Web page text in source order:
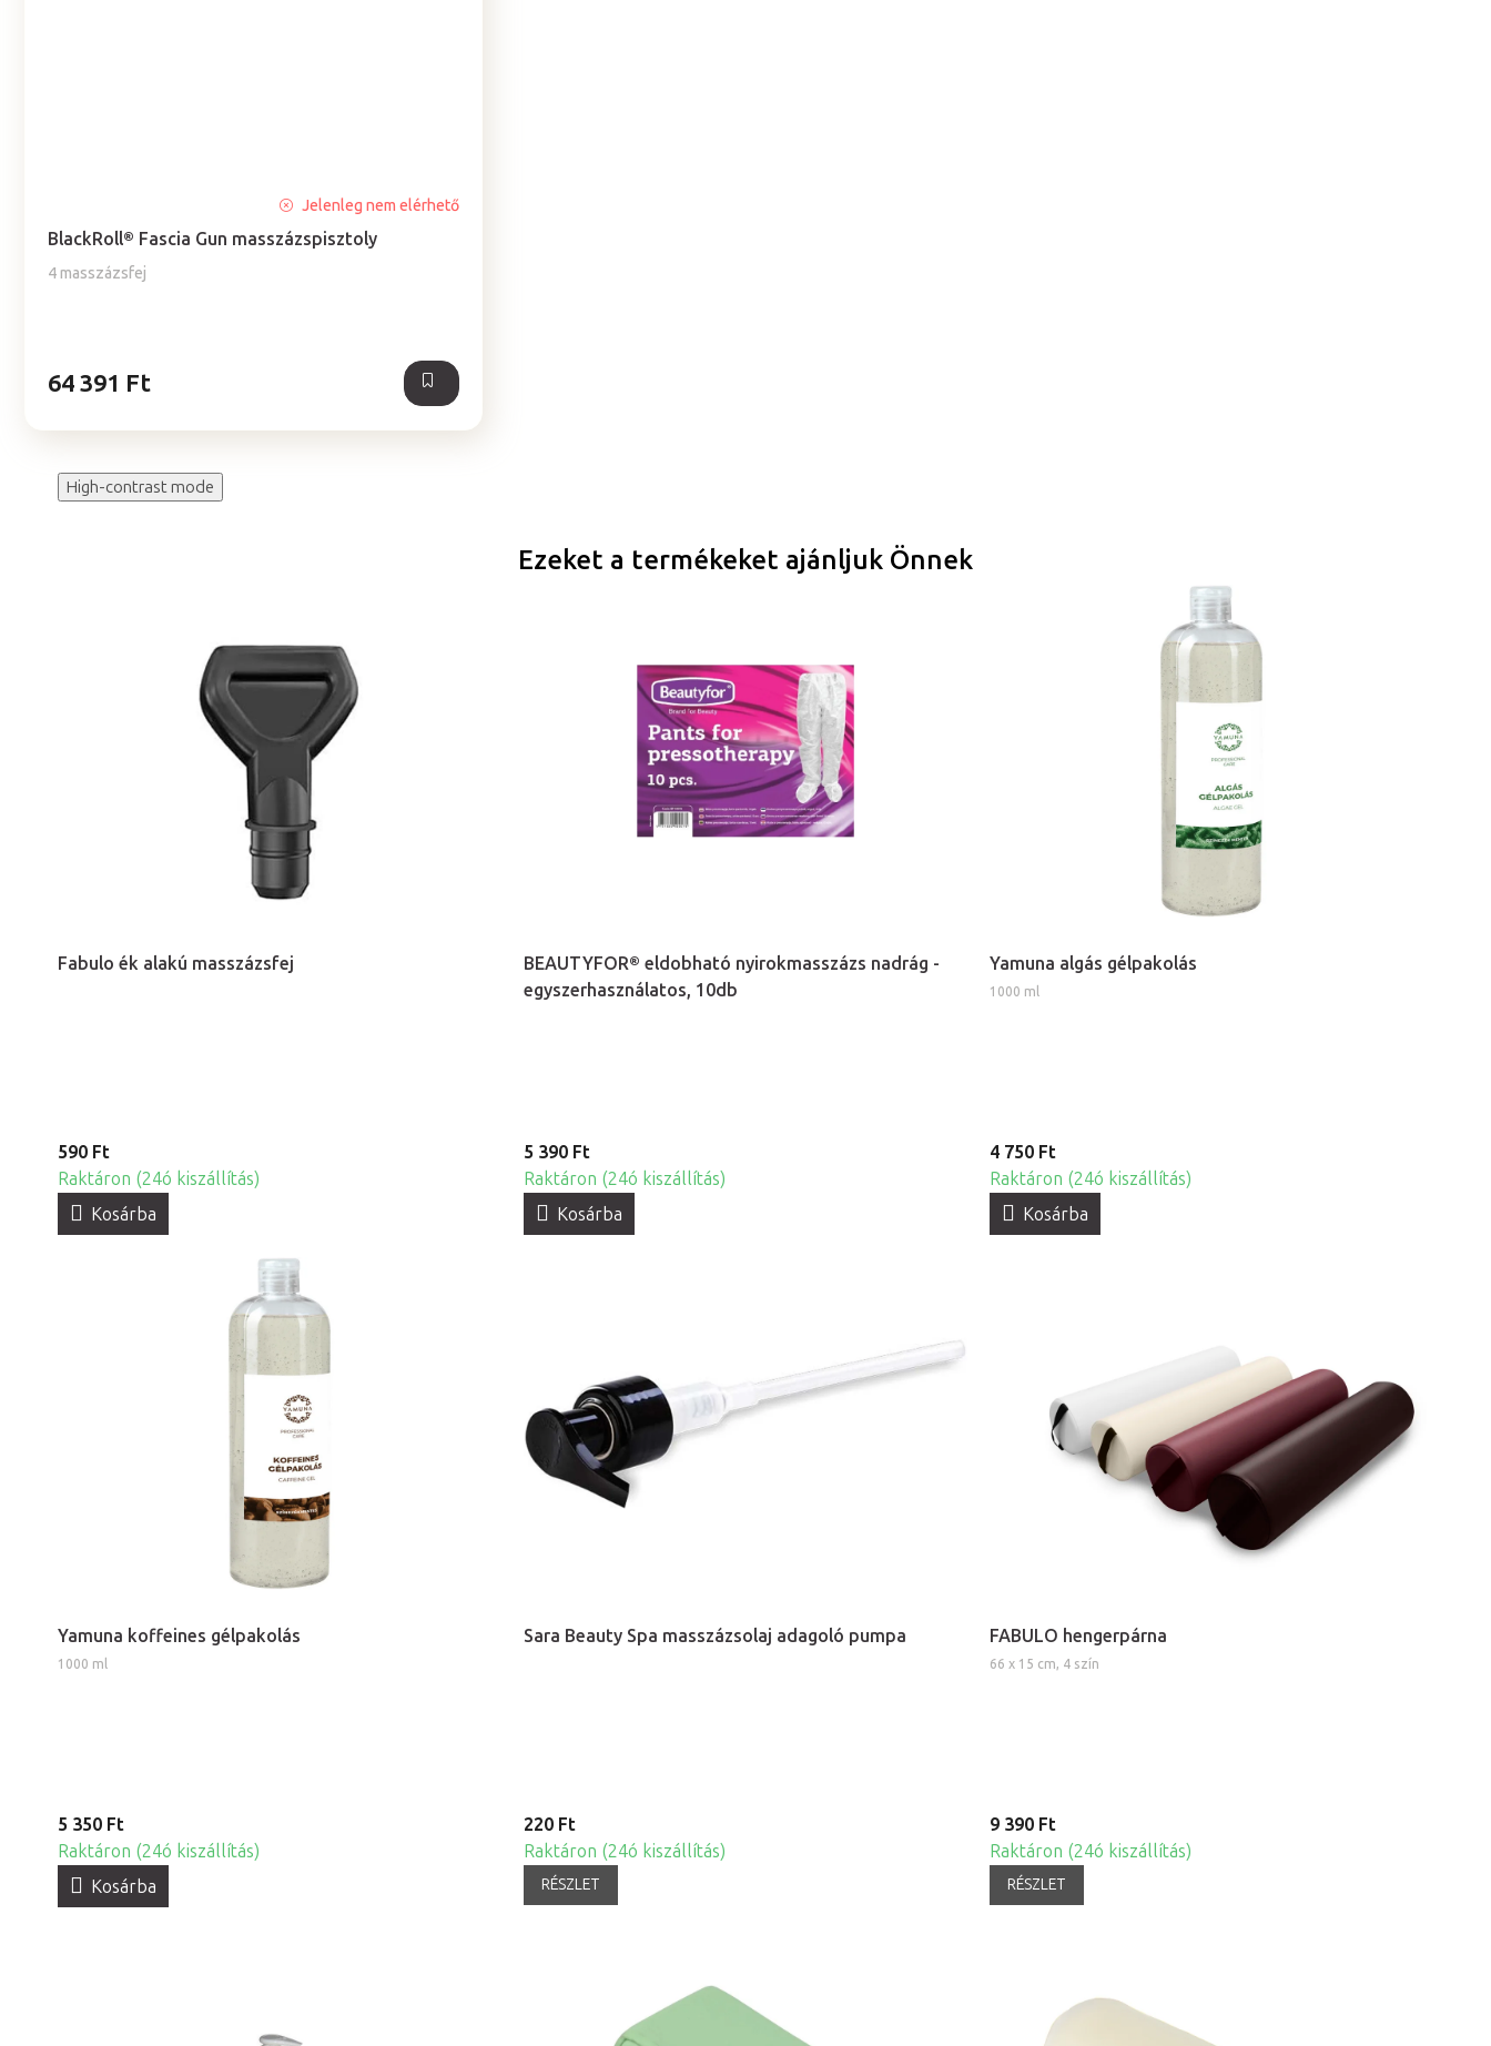
BlackRoll® Fascia Gun masszázspisztoly
4 masszázsfej
termék
átlagos
értékelése
Jelenleg nem elérhető
64 391 Ft
High-contrast mode
Ezeket a termékeket ajánljuk Önnek
Fabulo ék alakú masszázsfej
590 Ft
Raktáron (24ó kiszállítás)
Kosárba
BEAUTYFOR® eldobható nyirokmasszázs nadrág -
egyszerhasználatos, 10db
5 390 Ft
Raktáron (24ó kiszállítás)
Kosárba
Yamuna algás gélpakolás
1000 ml
4 750 Ft
Raktáron (24ó kiszállítás)
Kosárba
Yamuna koffeines gélpakolás
1000 ml
5 350 Ft
Raktáron (24ó kiszállítás)
Kosárba
Sara Beauty Spa masszázsolaj adagoló pumpa
220 Ft
Raktáron (24ó kiszállítás)
RÉSZLET
FABULO hengerpárna
66 x 15 cm, 4 szín
9 390 Ft
Raktáron (24ó kiszállítás)
RÉSZLET